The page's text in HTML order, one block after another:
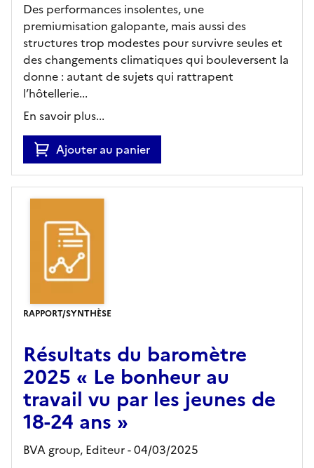
Des performances insolentes, une
premiumisation galopante, mais aussi des
structures trop modestes pour survivre seules et
des changements climatiques qui bouleversent la
donne : autant de sujets qui rattrapent
l’hôtellerie...
En savoir plus...
Ajouter au panier
RAPPORT/SYNTHÈSE
Résultats du baromètre
2025 « Le bonheur au
travail vu par les jeunes de
18-24 ans »
BVA group, Editeur- 04/03/2025